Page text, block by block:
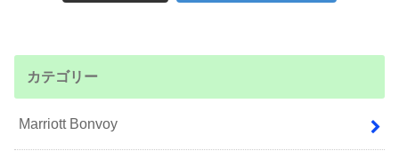
カテゴリー
Marriott Bonvoy